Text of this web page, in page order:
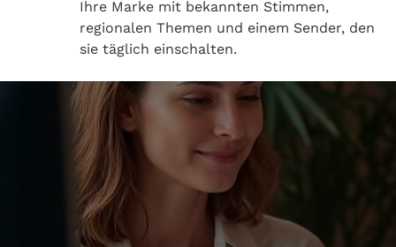
Ihre Marke mit bekannten Stimmen,
regionalen Themen und einem Sender, den
sie täglich einschalten.